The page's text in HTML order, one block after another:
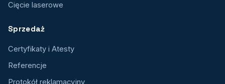
Cięcie laserowe
Sprzedaż
Certyfikaty i Atesty
Referencje
Protokół reklamacyjny